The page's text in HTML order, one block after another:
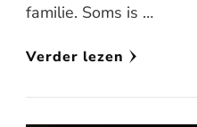
familie. Soms is …
Verder lezen